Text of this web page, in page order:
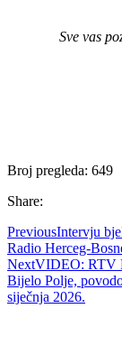
Sve vas
Broj pregleda: 649
Share:
PreviousIntervju
Radio Herceg-
NextVIDEO: RTV
Bijelo Polje,
siječnja 2026.